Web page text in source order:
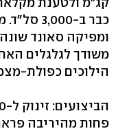
ומפיקה סאונד
משודך לגלגלים
הילוכים כפולת-
פחות מהיריבה